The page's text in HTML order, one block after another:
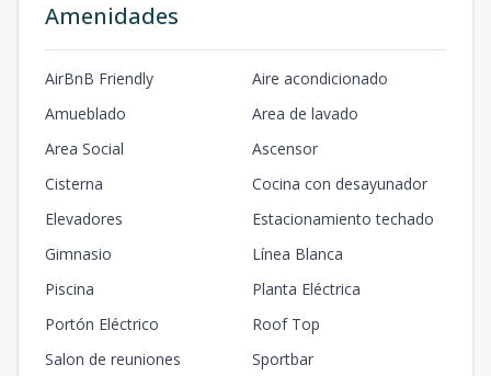
Amenidades
AirBnB Friendly
Aire acondicionado
Amueblado
Area de lavado
Area Social
Ascensor
Cisterna
Cocina con desayunador
Elevadores
Estacionamiento techado
Gimnasio
Línea Blanca
Piscina
Planta Eléctrica
Portón Eléctrico
Roof Top
Salon de reuniones
Sportbar